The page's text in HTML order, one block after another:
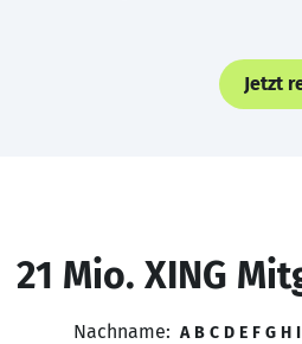
Jetzt
21 Mio. XING
Nachname: A B C D E F G H I